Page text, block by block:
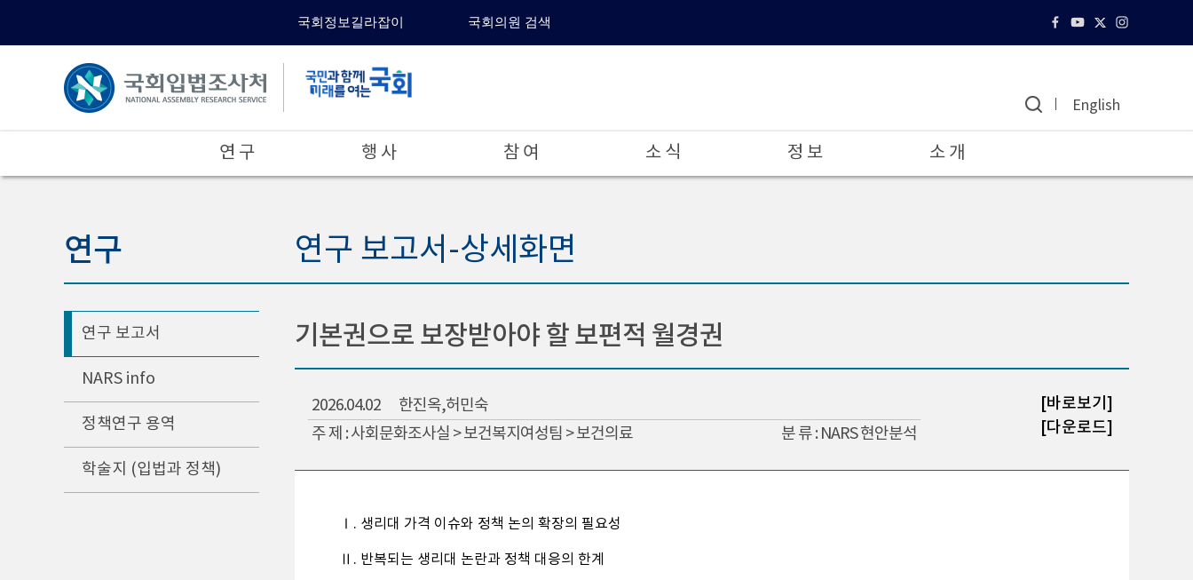
국회정보길라잡이 국회의원 검색
English
연 구 행 사 참 여 소 식 정 보 소 개
연구
연구 보고서
NARS info
정책연구 용역
학술지 (입법과 정책)
연구 보고서-상세화면
기본권으로 보장받아야 할 보편적 월경권
2026.04.02
한진옥,허민숙
주 제 : 사회문화조사실 > 보건복지여성팀 > 보건의료
분 류 : NARS 현안분석
[바로보기]
[다운로드]
Ⅰ. 생리대 가격 이슈와 정책 논의 확장의 필요성
Ⅱ. 반복되는 생리대 논란과 정책 대응의 한계